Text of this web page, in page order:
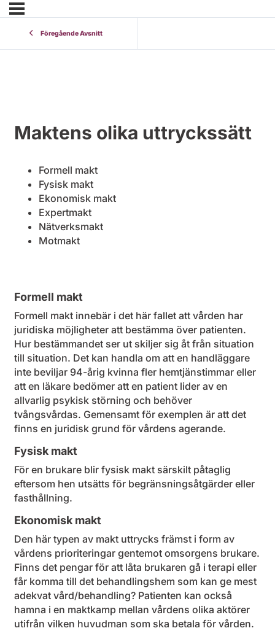
Föregående Avsnitt
Maktens olika uttryckssätt
Formell makt
Fysisk makt
Ekonomisk makt
Expertmakt
Nätverksmakt
Motmakt
Formell makt
Formell makt innebär i det här fallet att vården har
juridiska möjligheter att bestämma över patienten.
Hur bestämmandet ser ut skiljer sig åt från situation
till situation. Det kan handla om att en handläggare
inte beviljar 94-årig kvinna fler hemtjänstimmar eller
att en läkare bedömer att en patient lider av en
allvarlig psykisk störning och behöver
tvångsvårdas. Gemensamt för exemplen är att det
finns en juridisk grund för vårdens agerande.
Fysisk makt
För en brukare blir fysisk makt särskilt påtaglig
eftersom hen utsätts för begränsningsåtgärder eller
fasthållning.
Ekonomisk makt
Den här typen av makt uttrycks främst i form av
vårdens prioriteringar gentemot omsorgens brukare.
Finns det pengar för att låta brukaren gå i terapi eller
får komma till det behandlingshem som kan ge mest
adekvat vård/behandling? Patienten kan också
hamna i en maktkamp mellan vårdens olika aktörer
utifrån vilken huvudman som ska betala för vården.